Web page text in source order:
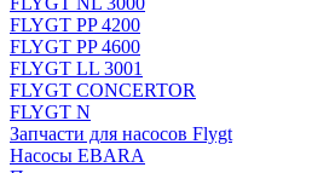
FLYGT PP 4200
FLYGT PP 4600
FLYGT LL 3001
FLYGT CONCERTOR
FLYGT N
Запчасти для насосов Flygt
Насосы EBARA